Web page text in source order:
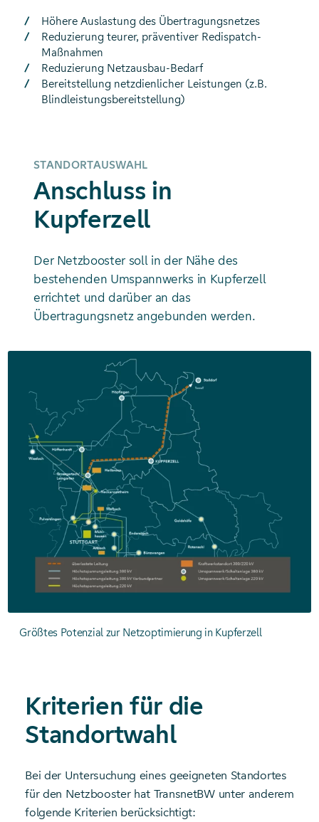
Höhere Auslastung des Übertragungsnetzes
Reduzierung teurer, präventiver Redispatch-
Maßnahmen
Reduzierung Netzausbau-Bedarf
Bereitstellung netzdienlicher Leistungen (z.B.
Blindleistungsbereitstellung)
STANDORTAUSWAHL
Anschluss in
Kupferzell
Der Netzbooster soll in der Nähe des
bestehenden Umspannwerks in Kupferzell
errichtet und darüber an das
Übertragungsnetz angebunden werden.
Größtes Potenzial zur Netzoptimierung in Kupferzell
Kriterien für die
Standortwahl
Bei der Untersuchung eines geeigneten Standortes
für den Netzbooster hat TransnetBW unter anderem
folgende Kriterien berücksichtigt: